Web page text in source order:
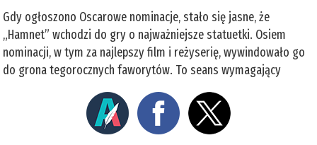
Gdy ogłoszono Oscarowe nominacje, stało się jasne, że
„Hamnet” wchodzi do gry o najważniejsze statuetki. Osiem
nominacji, w tym za najlepszy film i reżyserię, wywindowało go
do grona tegorocznych faworytów. To seans wymagający